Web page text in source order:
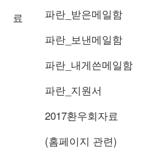
료
파란_받은메일함
파란_보낸메일함
파란_내게쓴메일함
파란_지원서
2017환우회자료
(홈페이지 관련)